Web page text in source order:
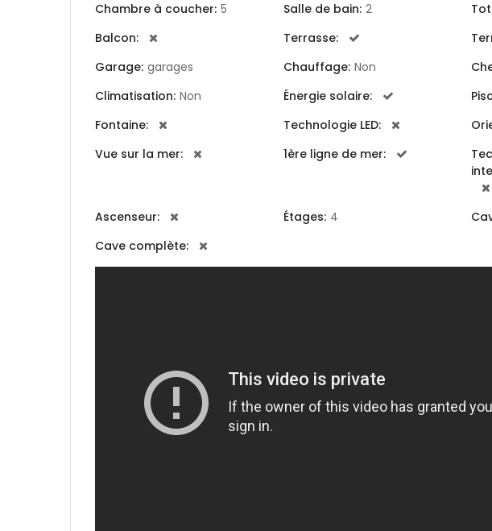
|-Ourense
Illes Balears
|-Formentera
|-Andorra la Vella
Chambre à coucher: 5 Salle de bain: 2
Balcon:
Terrasse:
Garage: garages Chauffage: Non
Climatisation: Non Énergie solaire:
Fontaine:
Technologie LED:
Vue sur la mer:
1ère ligne de mer:
Ascenseur: Étages: 4
Cave complète:
Souviens-toi